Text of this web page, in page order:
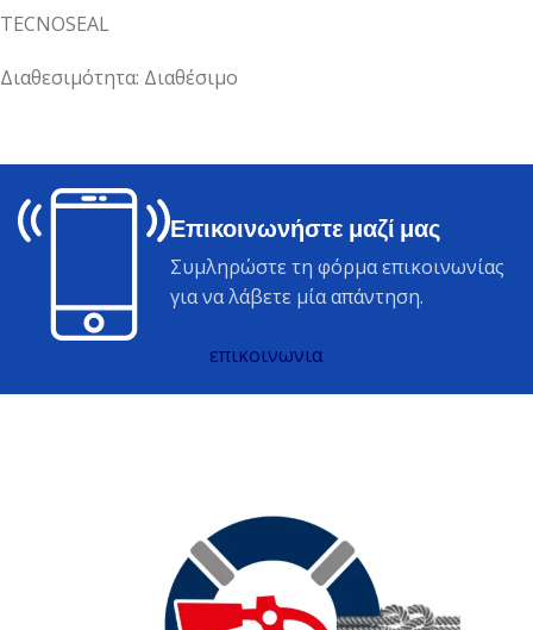
TECNOSEAL
Διαθεσιμότητα: Διαθέσιμο
Επικοινωνήστε μαζί μας
Συμληρώστε τη φόρμα επικοινωνίας
για να λάβετε μία απάντηση.
επικοινωνια